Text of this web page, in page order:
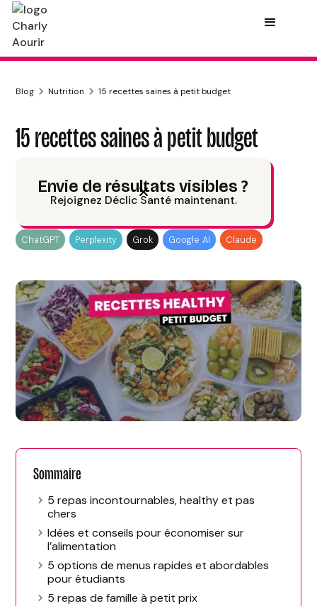
Sommaire
5 repas incontournables, healthy et pas
chers
Idées et conseils pour économiser sur
l’alimentation
5 options de menus rapides et abordables
pour étudiants
5 repas de famille à petit prix
Blog Nutrition 15 recettes saines à petit budget
15 recettes saines à petit budget
ChatGPT Perplexity Grok Google AI Claude
Envie de résultats visibles ?
Rejoignez Déclic Santé maintenant.